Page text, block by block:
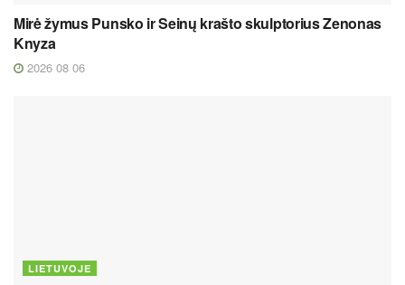
Mirė žymus Punsko ir Seinų krašto skulptorius Zenonas
Knyza
2026 08 06
LIETUVOJE